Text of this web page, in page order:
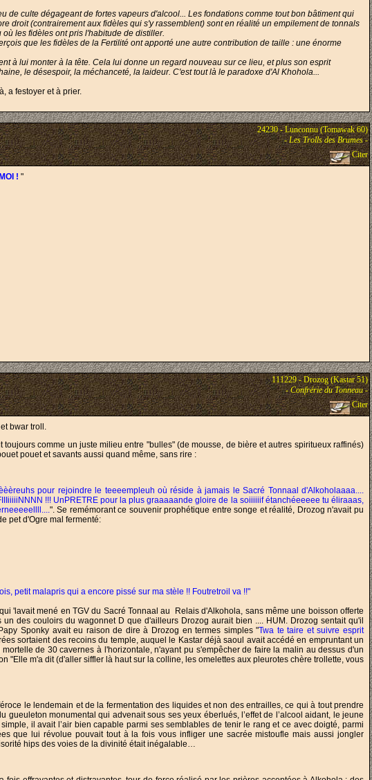
culte dégageant de fortes vapeurs d'alcool... Les fondations comme tout bon bâtiment qui
droit (contrairement aux fidèles qui s'y rassemblent) sont en réalité un empilement de tonnals
les fidèles ont pris l'habitude de distiller.
que les fidèles de la Fertilité ont apporté une autre contribution de taille : une énorme
à lui monter à la tête. Cela lui donne un regard nouveau sur ce lieu, et plus son esprit
le désespoir, la méchanceté, la laideur. C'est tout là le paradoxe d'Al Khohola...
a festoyer et à prier.
24230 - Lunconnu (Tomawak 60)
-Les Trolls des Brumes-
Citer
! "
111229 - Drozog (Kastar 51)
-Confrérie du Tonneau-
Citer
bwar troll.
comme un juste milieu entre "bulles" (de mousse, de bière et autres spiritueux raffinés)
pouet et savants aussi quand même, sans rire :
pour rejoindre le teeeempleuh où réside à jamais le Sacré Tonnaal d'Alkoholaaaa....
!!! UnPRETRE pour la plus graaaaande gloire de la soiiiiiif étanchéeeeee tu éliraaas,
". Se remémorant ce souvenir prophétique entre songe et réalité, Drozog n'avait pu
pet d'Ogre mal fermenté:
petit malapris qui a encore pissé sur ma stèle !! Foutretroil va !!"
'lavait mené en TGV du Sacré Tonnaal au Relais d'Alkohola, sans même une boisson offerte
des couloirs du wagonnet D que d'ailleurs Drozog aurait bien .... HUM. Drozog sentait qu'il
Sponky avait eu raison de dire à Drozog en termes simples "Twa te taire et suivre esprit
sortaient des recoins du temple, auquel le Kastar déjà saoul avait accédé en empruntant un
de 30 cavernes à l'horizontale, n'ayant pu s'empêcher de faire la malin au dessus d'un
"Elle m'a dit (d'aller siffler là haut sur la colline, les omelettes aux pleurotes chère trollette, vous
le lendemain et de la fermentation des liquides et non des entrailles, ce qui à tout prendre
monumental qui advenait sous ses yeux éberlués, l’effet de l’alcool aidant, le jeune
il avait l’air bien capable parmi ses semblables de tenir le rang et ce avec doigté, parmi
que lui révolue pouvait tout à la fois vous infliger une sacrée mistoufle mais aussi jongler
hips des voies de la divinité était inégalable…